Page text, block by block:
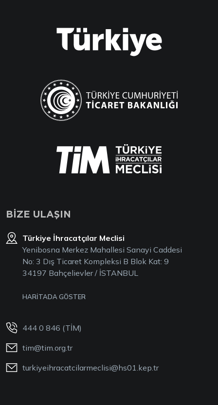
BİZE ULAŞIN
Türkiye İhracatçılar Meclisi
Yenibosna Merkez Mahallesi Sanayi Caddesi
No: 3 Dış Ticaret Kompleksi B Blok Kat: 9
34197 Bahçelievler / İSTANBUL
HARİTADA GÖSTER
444 0 846 (TİM)
tim@tim.org.tr
turkiyeihracatcilarmeclisi@hs01.kep.tr